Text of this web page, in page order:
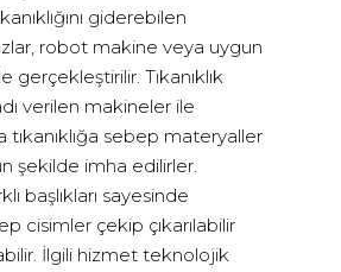
giderebilen
robot makine veya uygun
Tıkanıklık
verilen makineler ile
tıkanıklığa sebep materyaller
şekilde imha edilirler.
başlıkları sayesinde
cisimler çekip çıkarılabilir
İlgili hizmet teknolojik